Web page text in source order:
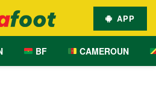
APP
BF CAMEROUN